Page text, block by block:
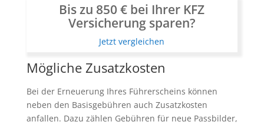
Bis zu 850 € bei Ihrer KFZ
Versicherung sparen?
Jetzt vergleichen
Mögliche Zusatzkosten
Bei der Erneuerung Ihres Führerscheins können
neben den Basisgebühren auch Zusatzkosten
anfallen. Dazu zählen Gebühren für neue Passbilder,